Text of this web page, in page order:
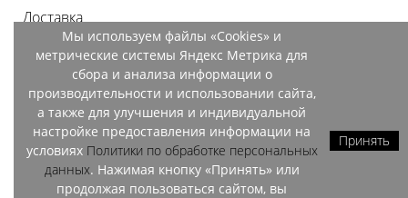
Доставка
Оплата
Возврат
Документы
Контакты
Магазины
Мы используем файлы «Cookies» и
метрические системы Яндекс Метрика для
сбора и анализа информации о
производительности и использовании сайта,
а также для улучшения и индивидуальной
настройке предоставления информации на
условиях Политики по обработке персональных
данных. Нажимая кнопку «Принять» или
продолжая пользоваться сайтом, вы
Принять